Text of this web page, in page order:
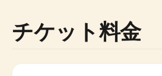
チケット料金